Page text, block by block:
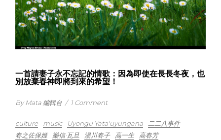
一首請妻子永不忘記的情歌：因為即使在長長冬夜，也
別放棄春神即將到來的希望！
By Mata 編輯台 / 1 Comment
culture music Uyongʉ Yata'uyungana
二二八事件
春之佐保姬
樂信·瓦旦 湯川春子 高一生 高春芳